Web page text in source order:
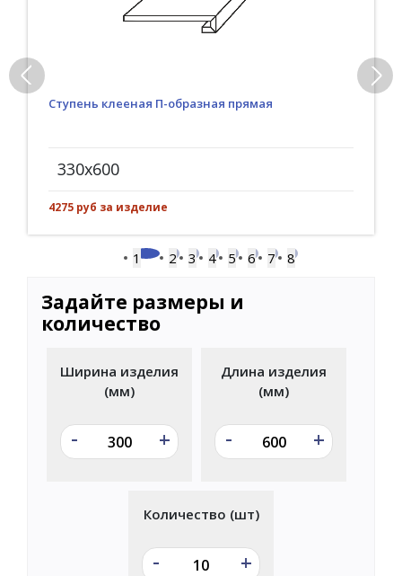
Ступень клееная П-образная прямая
330x600
4275 руб за изделие
1 2 3 4 5 6 7 8
Задайте размеры и
количество
Ширина изделия
(мм)
- +
Длина изделия
(мм)
- +
Количество (шт)
- +